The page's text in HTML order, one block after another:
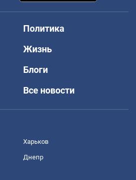
Политика
Жизнь
Блоги
Все новости
Харьков
Днепр